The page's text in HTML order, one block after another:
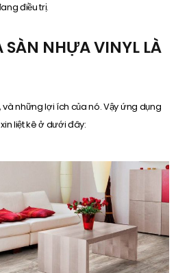
điều trị.
NHỰA VINYL LÀ
những lợi ích của nó. Vậy ứng dụng
liệt kê ở dưới đây: